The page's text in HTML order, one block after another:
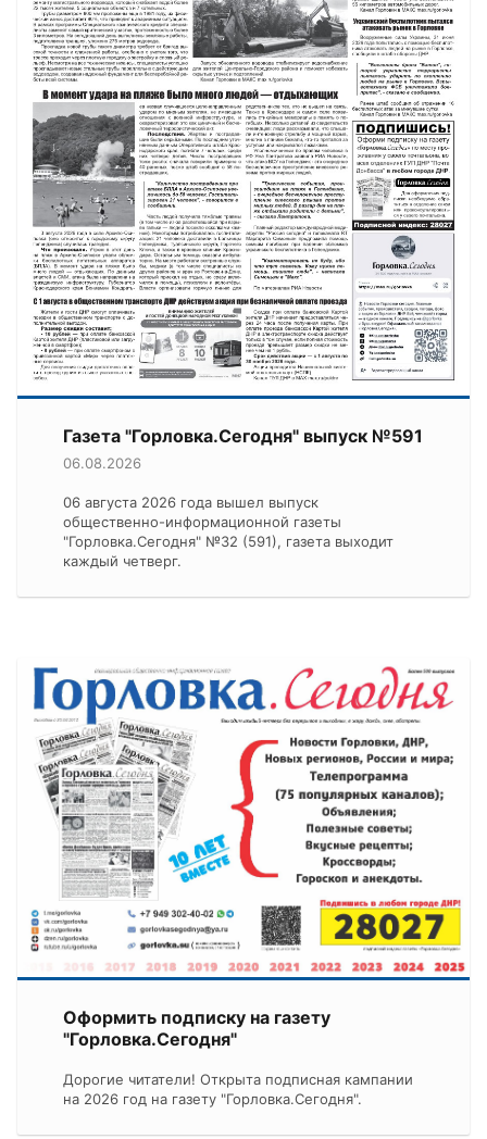
Газета "Горловка.Сегодня" выпуск №591
06.08.2026
06 августа 2026 года вышел выпуск
общественно-информационной газеты
"Горловка.Сегодня" №32 (591), газета выходит
каждый четверг.
Оформить подписку на газету
"Горловка.Сегодня"
Дорогие читатели! Открыта подписная кампании
на 2026 год на газету "Горловка.Сегодня".